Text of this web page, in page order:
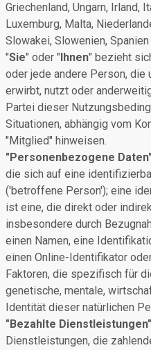
Griechenland, Ungarn, Irland,
Luxemburg, Malta,
Slowakei, Slowenien,
"Sie" oder "Ihnen" bezieht
oder jede andere Person,
erwirbt, nutzt oder
Partei dieser
Situationen, abhängig vom
"Mitglied" hinweisen.
"Personenbezogene Daten"
die sich auf eine
('betroffene Person'); eine
ist eine, die direkt oder
insbesondere durch
einen Namen, eine
einen Online-Identifikator
Faktoren, die spezifisch für
genetische, mentale,
Identität dieser natürlichen
"Bezahlte Dienstleistungen"
Dienstleistungen, die